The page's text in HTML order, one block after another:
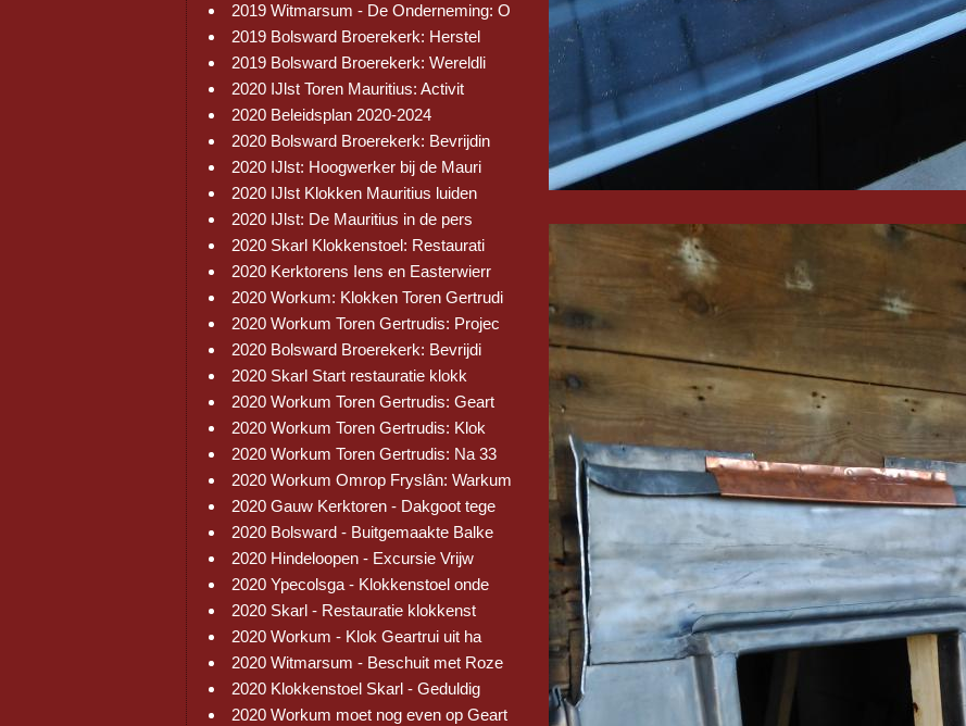
2019 Witmarsum - De Onderneming: O
2019 Bolsward Broerekerk: Herstel
2019 Bolsward Broerekerk: Wereldli
2020 IJlst Toren Mauritius: Activit
2020 Beleidsplan 2020-2024
2020 Bolsward Broerekerk: Bevrijdin
2020 IJlst: Hoogwerker bij de Mauri
2020 IJlst Klokken Mauritius luiden
2020 IJlst: De Mauritius in de pers
2020 Skarl Klokkenstoel: Restaurati
2020 Kerktorens Iens en Easterwierr
2020 Workum: Klokken Toren Gertrudi
2020 Workum Toren Gertrudis: Projec
2020 Bolsward Broerekerk: Bevrijdi
2020 Skarl Start restauratie klokk
2020 Workum Toren Gertrudis: Geart
2020 Workum Toren Gertrudis: Klok
2020 Workum Toren Gertrudis: Na 33
2020 Workum Omrop Fryslân: Warkum
2020 Gauw Kerktoren - Dakgoot tege
2020 Bolsward - Buitgemaakte Balke
2020 Hindeloopen - Excursie Vrijw
2020 Ypecolsga - Klokkenstoel onde
2020 Skarl - Restauratie klokkenst
2020 Workum - Klok Geartrui uit ha
2020 Witmarsum - Beschuit met Roze
2020 Klokkenstoel Skarl - Geduldig
2020 Workum moet nog even op Geart